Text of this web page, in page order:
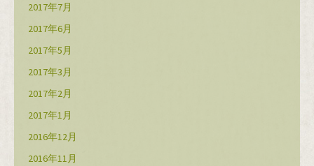
2017年7月
2017年6月
2017年5月
2017年3月
2017年2月
2017年1月
2016年12月
2016年11月